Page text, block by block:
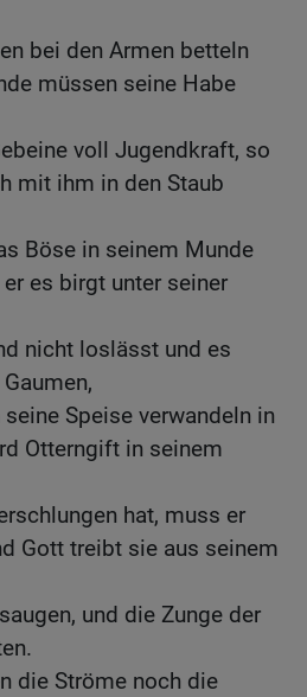
bei den Armen betteln
müssen seine Habe
voll Jugendkraft, so
mit ihm in den Staub
Böse in seinem Munde
es birgt unter seiner
nicht loslässt und es
Speise verwandeln in
Otterngift in seinem
hat, muss er
Gott treibt sie aus seinem
und die Zunge der
die Ströme noch die